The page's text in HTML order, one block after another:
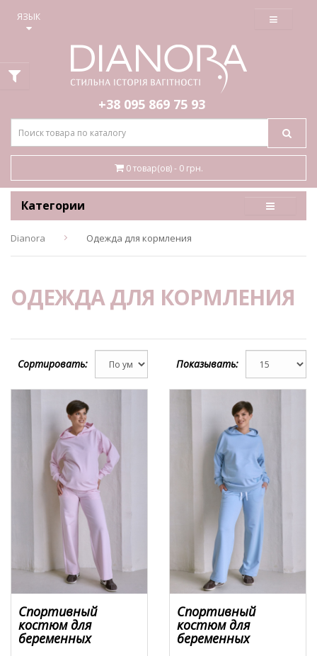
ЯЗЫК ≡
+38 095 869 75 93
0 товар(ов) - 0 грн.
Категории
Dianora Одежда для кормления
ОДЕЖДА ДЛЯ КОРМЛЕНИЯ
Сортировать: Показывать:
Cпортивный
костюм для
беременных
Cпортивный
костюм для
беременных